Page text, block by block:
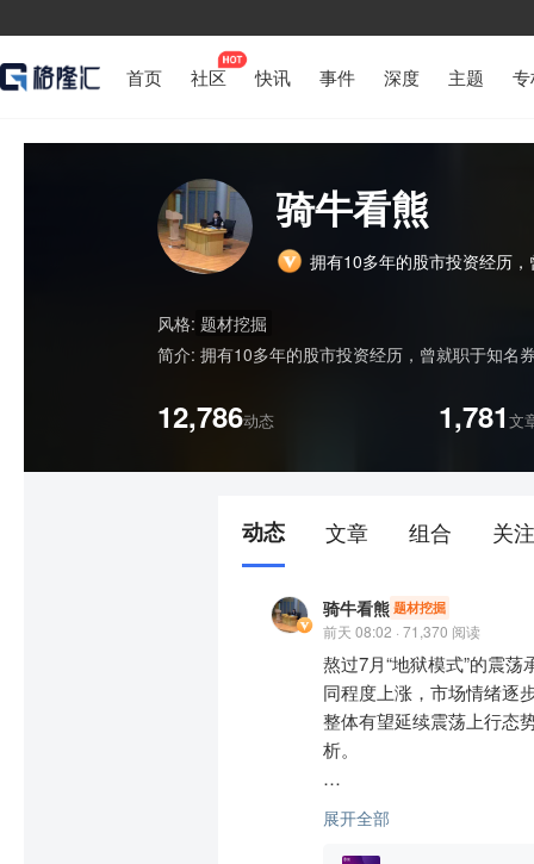
首页 社区 快讯 事件 深度 主题
骑牛看熊
拥有10多年的股市投资经历
风格: 题材挖掘
简介: 拥有10多年的股市投资经历，曾就职于知名
12,786动态 1,781 文
动态 文章 组合 关注
骑牛看熊 题材挖掘
前天 08:02 · 71,370 阅读
熬过7月“地狱模式”的震
同程度上涨，市场情绪逐
整体有望延续震荡上行态
析。
一、后市整体走势研判：
展开全部